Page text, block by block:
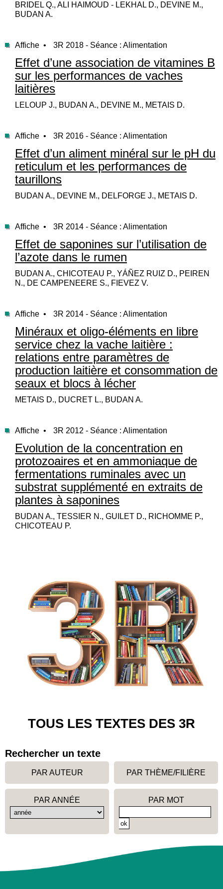
BRIDEL Q., ALI HAIMOUD - LEKHAL D., DEVINE M.,
BUDAN A.
Affiche • 3R 2018 - Séance : Alimentation
Effet d’une association de vitamines B
sur les performances de vaches
laitières
LELOUP J., BUDAN A., DEVINE M., METAIS D.
Affiche • 3R 2016 - Séance : Alimentation
Effet d’un aliment minéral sur le pH du
reticulum et les performances de
taurillons
BUDAN A., DEVINE M., DELFORGE J., METAIS D.
Affiche • 3R 2014 - Séance : Alimentation
Effet de saponines sur l’utilisation de
l’azote dans le rumen
BUDAN A., CHICOTEAU P., YÁÑEZ RUIZ D., PEIREN
N., DE CAMPENEERE S., FIEVEZ V.
Affiche • 3R 2014 - Séance : Alimentation
Minéraux et oligo-éléments en libre
service chez la vache laitière :
relations entre paramètres de
production laitière et consommation de
seaux et blocs à lécher
METAIS D., DUCRET L., BUDAN A.
Affiche • 3R 2012 - Séance : Alimentation
Evolution de la concentration en
protozoaires et en ammoniaque de
fermentations ruminales avec un
substrat supplémenté en extraits de
plantes à saponines
BUDAN A., TESSIER N., GUILET D., RICHOMME P.,
CHICOTEAU P.
TOUS LES TEXTES DES 3R
Rechercher un texte
PAR AUTEUR PAR THÈME/FILIÈRE
PAR ANNÉE PAR MOT